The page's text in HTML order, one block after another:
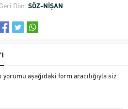
Dön: SÖZ-NİŞAN
aşağıdaki form aracılığıyla siz